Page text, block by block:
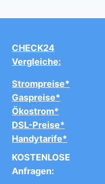
CHECK24
Vergleiche:
Strompreise*
Gaspreise*
Ökostrom*
DSL-Preise*
Handytarife*
KOSTENLOSE
Anfragen: